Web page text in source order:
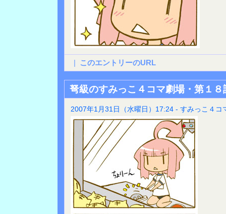
| このエントリーのURL
弩級のすみっこ４コマ劇場・第１
2007年1月31日（水曜日）17:24 - すみっこ４コ